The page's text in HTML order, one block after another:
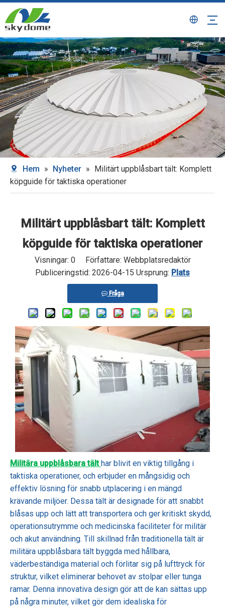
Hem » Nyheter » Militärt uppblåsbart tält: Komplett
köpguide för taktiska operationer
Militärt uppblåsbart tält: Komplett
köpguide för taktiska operationer
Visningar: 0Författare: Webbplatsredaktör
Publiceringstid: 2026-04-15 Ursprung: Plats
Fråga
Militära uppblåsbara tälthar blivit en viktig tillgång i
taktiska operationer, och erbjuder en mångsidig och
effektiv lösning för snabb utplacering i en mängd
krävande miljöer. Dessa tält är designade för att snabbt
blåsas upp och lätt att transportera och ger kritiskt skydd,
operationsutrymme och medicinska faciliteter för militär
och akut användning. Till skillnad från traditionella tält är
militära uppblåsbara tält byggda med hållbara,
väderbeständiga material och förlitar sig på lufttryck för
struktur, vilket eliminerar behovet av stolpar eller tunga
ramar. Denna innovativa design gör att de kan sättas upp
på några minuter, vilket gör dem idealiska för